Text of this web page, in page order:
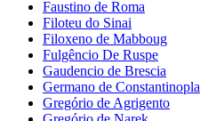
Faustino de Roma
Filoteu do Sinai
Filoxeno de Mabboug
Fulgêncio De Ruspe
Gaudencio de Brescia
Germano de Constantinopla
Gregório de Agrigento